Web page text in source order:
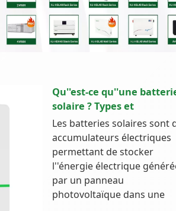
Qu''est-ce qu''une
solaire ? Types et
Les batteries solaires sont
accumulateurs électriques
permettant de stocker
l''énergie électrique
par un panneau
photovoltaïque dans une